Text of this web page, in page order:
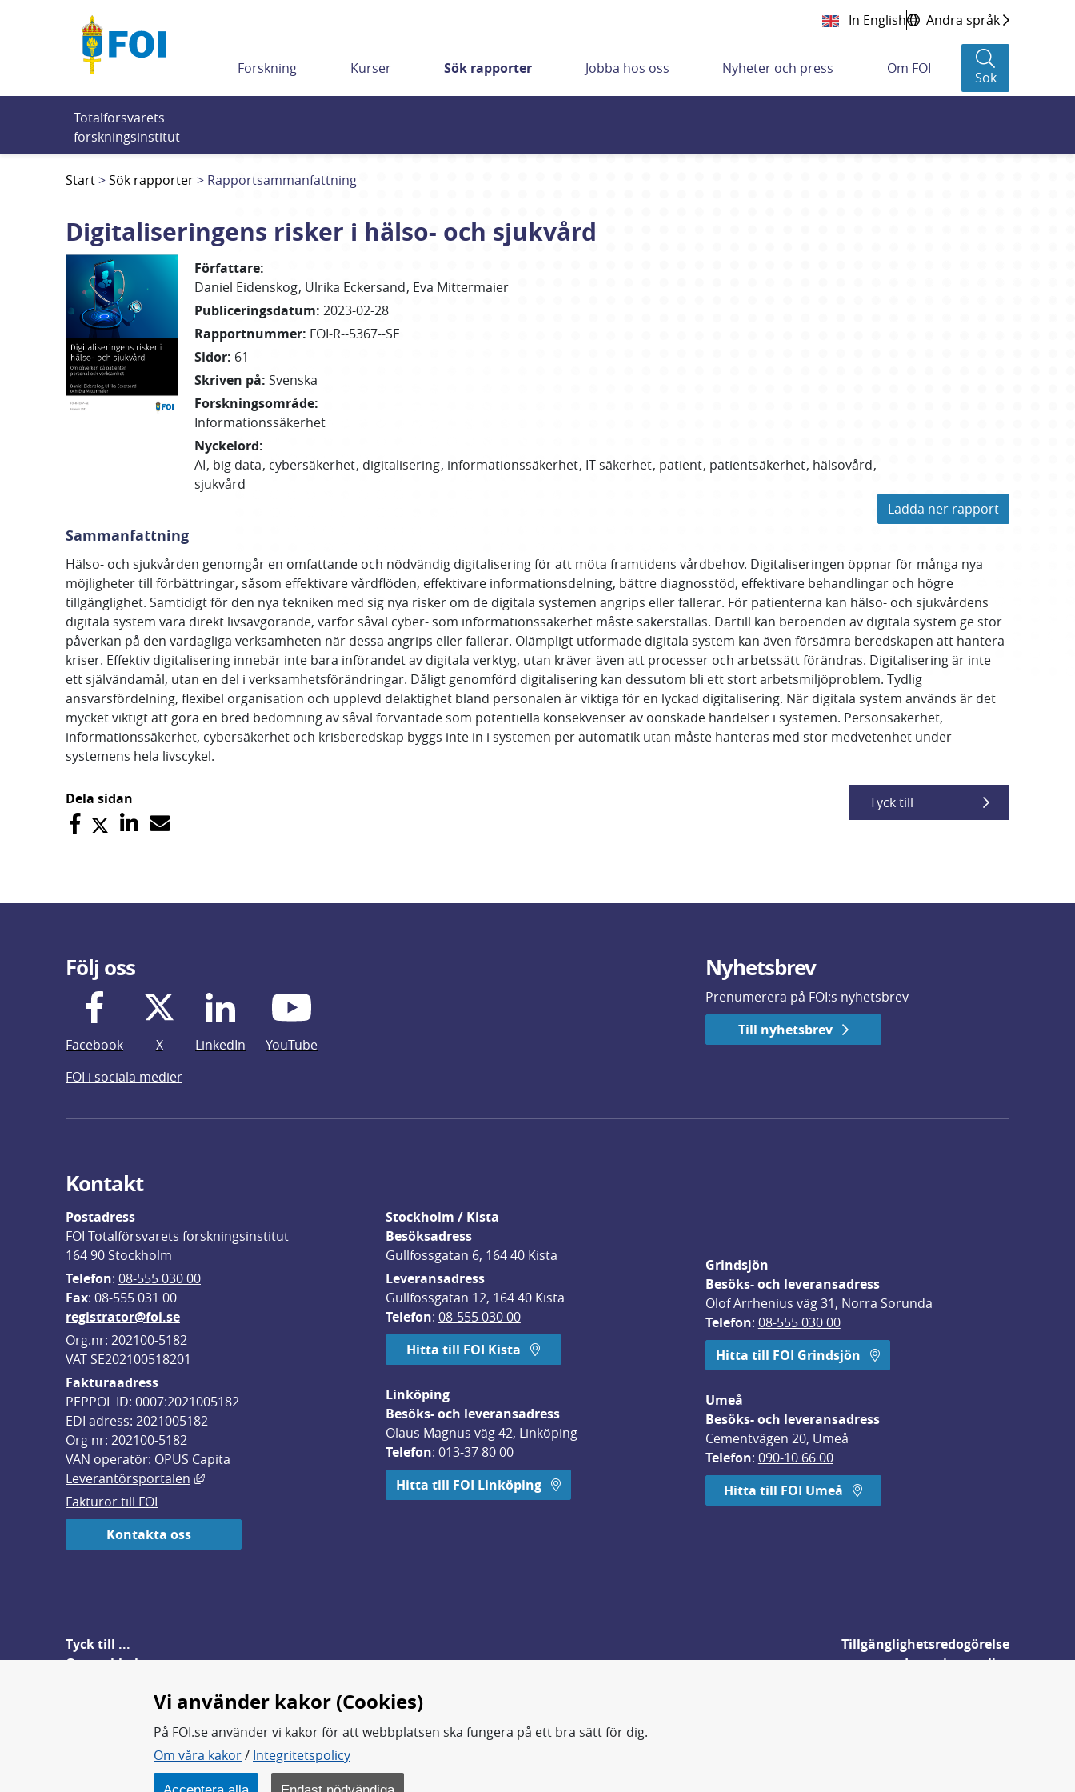
In English Andra språk
Forskning Kurser Sök rapporter Jobba hos oss Nyheter och press Om FOI
Sök
Totalförsvarets
forskningsinstitut
Start Sök rapporter Rapportsammanfattning
Digitaliseringens risker i hälso- och sjukvård
Författare:
Daniel Eidenskog Ulrika Eckersand Eva Mittermaier
Publiceringsdatum: 2023-02-28
Rapportnummer: FOI-R--5367--SE
Sidor: 61
Skriven på: Svenska
Forskningsområde:
Informationssäkerhet
Nyckelord:
AI big data cybersäkerhet digitalisering informationssäkerhet IT-säkerhet patient patientsäkerhet hälsovård
sjukvård
Ladda ner rapport
Sammanfattning
Hälso- och sjukvården genomgår en omfattande och nödvändig digitalisering för att möta framtidens vårdbehov. Digitaliseringen öppnar för många nya
möjligheter till förbättringar, såsom effektivare vårdflöden, effektivare informationsdelning, bättre diagnosstöd, effektivare behandlingar och högre
tillgänglighet. Samtidigt för den nya tekniken med sig nya risker om de digitala systemen angrips eller fallerar. För patienterna kan hälso- och sjukvårdens
digitala system vara direkt livsavgörande, varför såväl cyber- som informationssäkerhet måste säkerställas. Därtill kan beroenden av digitala system ge stor
påverkan på den vardagliga verksamheten när dessa angrips eller fallerar. Olämpligt utformade digitala system kan även försämra beredskapen att hantera
kriser. Effektiv digitalisering innebär inte bara införandet av digitala verktyg, utan kräver även att processer och arbetssätt förändras. Digitalisering är inte
ett självändamål, utan en del i verksamhetsförändringar. Dåligt genomförd digitalisering kan dessutom bli ett stort arbetsmiljöproblem. Tydlig
ansvarsfördelning, flexibel organisation och upplevd delaktighet bland personalen är viktiga för en lyckad digitalisering. När digitala system används är det
mycket viktigt att göra en bred bedömning av såväl förväntade som potentiella konsekvenser av oönskade händelser i systemen. Personsäkerhet,
informationssäkerhet, cybersäkerhet och krisberedskap byggs inte in i systemen per automatik utan måste hanteras med stor medvetenhet under
systemens hela livscykel.
Dela sidan Tyck till
Följ oss
Facebook X LinkedIn
YouTube
FOI i sociala medier
Nyhetsbrev
Prenumerera på FOI:s nyhetsbrev
Till nyhetsbrev
Kontakt
Postadress
FOI Totalförsvarets forskningsinstitut
164 90 Stockholm
Telefon: 08-555 030 00
Fax: 08-555 031 00
registrator@foi.se
Org.nr: 202100-5182
VAT SE202100518201
Fakturaadress
PEPPOL ID: 0007:2021005182
EDI adress: 2021005182
Org nr: 202100-5182
VAN operatör: OPUS Capita
Leverantörsportalen
Länk till annan webbplats, öppnas i nytt fönster.
Fakturor till FOI
Kontakta oss
Stockholm / Kista
Besöksadress
Gullfossgatan 6, 164 40 Kista
Leveransadress
Gullfossgatan 12, 164 40 Kista
Telefon: 08-555 030 00
Hitta till FOI Kista
Linköping
Besöks- och leveransadress
Olaus Magnus väg 42, Linköping
Telefon: 013-37 80 00
Hitta till FOI Linköping
Grindsjön
Besöks- och leveransadress
Olof Arrhenius väg 31, Norra Sorunda
Telefon: 08-555 030 00
Hitta till FOI Grindsjön
Umeå
Besöks- och leveransadress
Cementvägen 20, Umeå
Telefon: 090-10 66 00
Hitta till FOI Umeå
Tyck till ...
Om webbplatsen
Tillgänglighetsredogörelse
Integritetspolicy
FOI forskar för en säkrare värld.
FOI:s kärnverksamhet är forskning, metod- och teknikutveckling samt analyser och studier.
Vi använder kakor (Cookies)
På FOI.se använder vi kakor för att webbplatsen ska fungera på ett bra sätt för dig.
Om våra kakor/ Integritetspolicy